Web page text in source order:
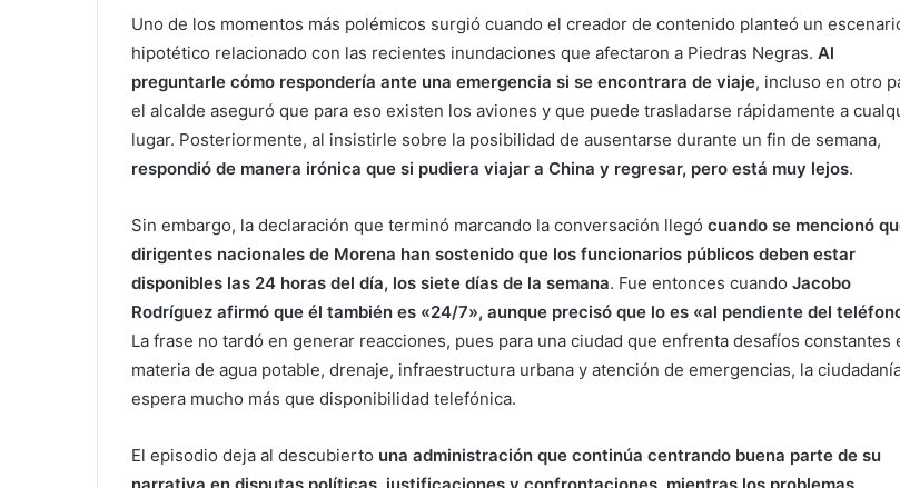
Uno de los momentos más polémicos surgió cuando el creador de contenido planteó un
hipotético relacionado con las recientes inundaciones que afectaron a Piedras Negras. Al
preguntarle cómo respondería ante una emergencia si se encontrara de viaje, incluso en otro
el alcalde aseguró que para eso existen los aviones y que puede trasladarse rápidamente a
lugar. Posteriormente, al insistirle sobre la posibilidad de ausentarse durante un fin de semana,
respondió de manera irónica que si pudiera viajar a China y regresar, pero está muy lejos.
Sin embargo, la declaración que terminó marcando la conversación llegó cuando se mencionó
dirigentes nacionales de Morena han sostenido que los funcionarios públicos deben estar
disponibles las 24 horas del día, los siete días de la semana. Fue entonces cuando Jacobo
Rodríguez afirmó que él también es «24/7», aunque precisó que lo es «al pendiente del
La frase no tardó en generar reacciones, pues para una ciudad que enfrenta desafíos constantes
materia de agua potable, drenaje, infraestructura urbana y atención de emergencias, la
espera mucho más que disponibilidad telefónica.
El episodio deja al descubierto una administración que continúa centrando buena parte de su